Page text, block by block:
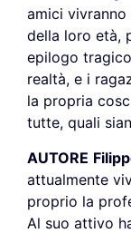
amici vivranno
della loro età,
epilogo
realtà, e i
la propria
tutte, quali
AUTORE
attualmente
proprio la
Al suo attivo